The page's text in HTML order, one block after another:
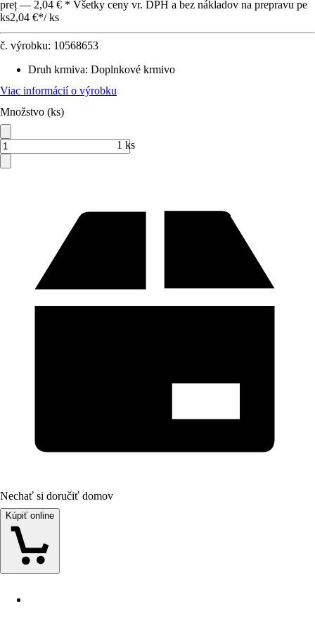
preț — 2,04 € * Všetky ceny vr. DPH a bez nákladov na prepravu pe
ks2,04 €*/ ks
č. výrobku: 10568653
Druh krmiva: Doplnkové krmivo
Viac informácií o výrobku
Množstvo (ks)
1 ks
Nechať si doručiť domov
Kúpiť online